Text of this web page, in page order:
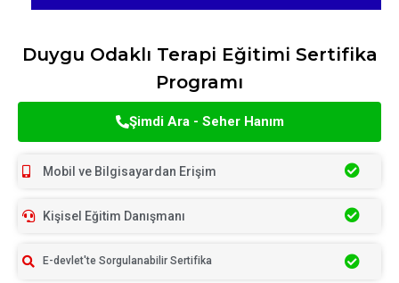
Duygu Odaklı Terapi Eğitimi Sertifika
Programı
Şimdi Ara - Seher Hanım
Mobil ve Bilgisayardan Erişim
Kişisel Eğitim Danışmanı
E-devlet'te Sorgulanabilir Sertifika